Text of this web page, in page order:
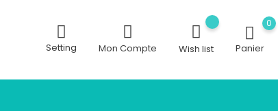
Setting Mon Compte Wish list
0
Panier